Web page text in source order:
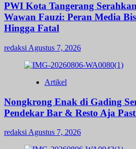
PWI Kota Tangerang
Wawan Fauzi: Peran Media
Hingga Fatal
redaksi Agustus 7, 2026
Artikel
Nongkrong Enak di Gading
Pendekar Bar & Resto Aja
redaksi Agustus 7, 2026